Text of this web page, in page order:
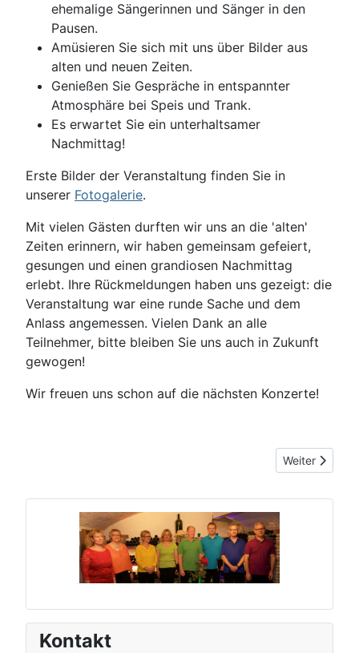
ehemalige Sängerinnen und Sänger in den
Pausen.
Amüsieren Sie sich mit uns über Bilder aus
alten und neuen Zeiten.
Genießen Sie Gespräche in entspannter
Atmosphäre bei Speis und Trank.
Es erwartet Sie ein unterhaltsamer
Nachmittag!
Erste Bilder der Veranstaltung finden Sie in
unserer Fotogalerie.
Mit vielen Gästen durften wir uns an die 'alten'
Zeiten erinnern, wir haben gemeinsam gefeiert,
gesungen und einen grandiosen Nachmittag
erlebt. Ihre Rückmeldungen haben uns gezeigt: die
Veranstaltung war eine runde Sache und dem
Anlass angemessen. Vielen Dank an alle
Teilnehmer, bitte bleiben Sie uns auch in Zukunft
gewogen!
Wir freuen uns schon auf die nächsten Konzerte!
Nächster
Weiter
Kontakt